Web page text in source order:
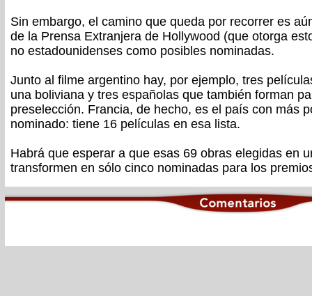
Sin embargo, el camino que queda por recorrer es
de la Prensa Extranjera de Hollywood (que otorga
no estadounidenses como posibles nominadas.
Junto al filme argentino hay, por ejemplo, tres
una boliviana y tres españolas que también forman
preselección. Francia, de hecho, es el país con más
nominado: tiene 16 películas en esa lista.
Habrá que esperar a que esas 69 obras elegidas en
transformen en sólo cinco nominadas para los